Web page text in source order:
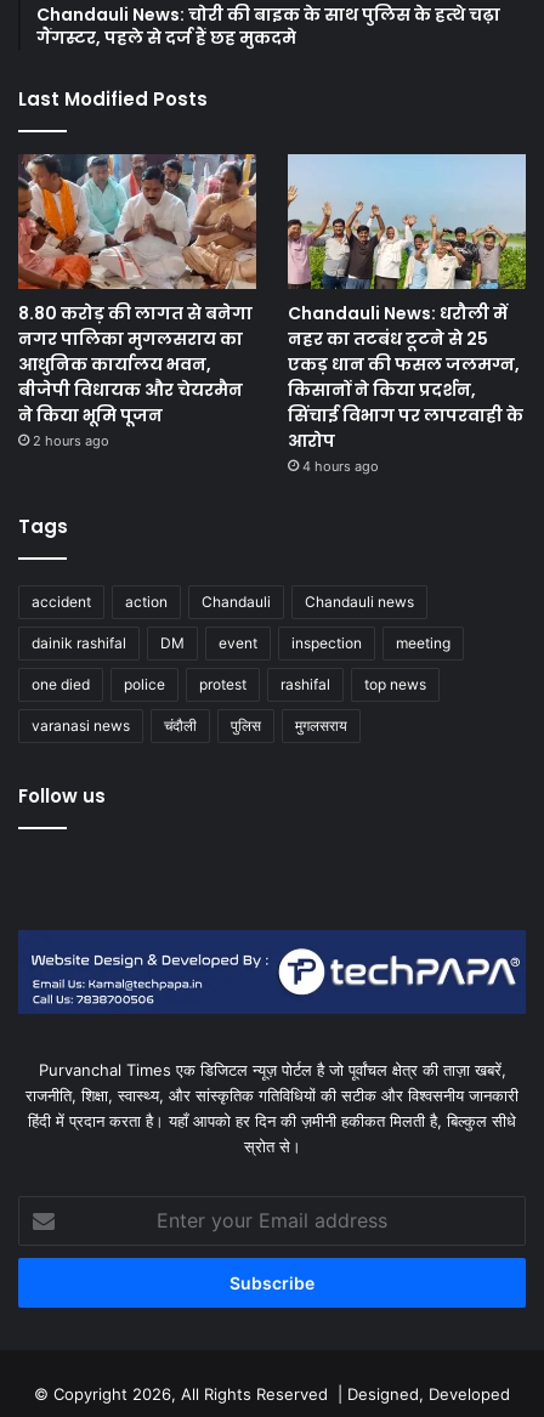
Chandauli News: चोरी की बाइक के साथ पुलिस के हत्थे चढ़ा
गैंगस्टर, पहले से दर्ज हैं छह मुकदमे
Last Modified Posts
8.80 करोड़ की लागत से बनेगा
नगर पालिका मुगलसराय का
आधुनिक कार्यालय भवन,
बीजेपी विधायक और चेयरमैन
ने किया भूमि पूजन
2 hours ago
Chandauli News: धरौली में
नहर का तटबंध टूटने से 25
एकड़ धान की फसल जलमग्न,
किसानों ने किया प्रदर्शन,
सिंचाई विभाग पर लापरवाही के
आरोप
4 hours ago
Tags
accident action Chandauli Chandauli news
dainik rashifal DM event inspection meeting
one died police protest rashifal top news
varanasi news चंदौली पुलिस मुगलसराय
Follow us
Purvanchal Times एक डिजिटल न्यूज़ पोर्टल है जो पूर्वांचल क्षेत्र की ताज़ा खबरें,
राजनीति, शिक्षा, स्वास्थ्य, और सांस्कृतिक गतिविधियों की सटीक और विश्वसनीय जानकारी
हिंदी में प्रदान करता है। यहाँ आपको हर दिन की ज़मीनी हकीकत मिलती है, बिल्कुल सीधे
स्रोत से।
your
Email
© Copyright 2026, All Rights Reserved | Designed, Developed